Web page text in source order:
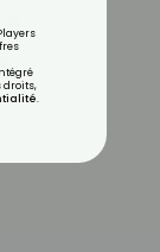
droits,
.